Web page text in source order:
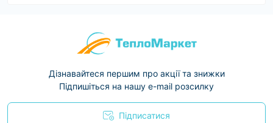
Дізнавайтеся першим про акції та знижки
Підпишіться на нашу e-mail розсилку
Підписатися